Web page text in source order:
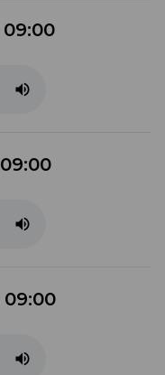
09:00
09:00